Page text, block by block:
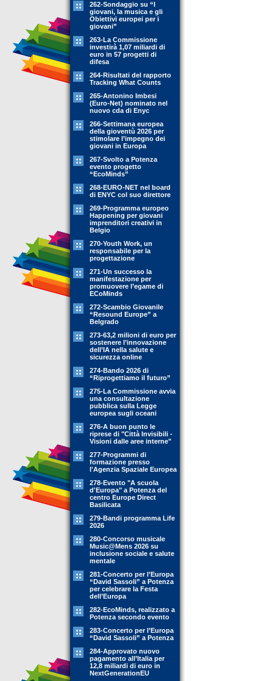
262-Sondaggio su “I
giovani, la musica e gli
Obiettivi europei per i
giovani”
263-La Commissione
investirà 1,07 miliardi di
euro in 57 progetti di
difesa
264-Risultati del rapporto
Tracking What Counts
265-Antonino Imbesi
(Euro-Net) nominato nel
nuovo cda di Enyc
266-Settimana europea
della gioventù 2026 per
stimolare l’impegno dei
giovani in Europa
267-Svolto a Potenza
evento progetto
“EcoMinds”
268-EURO-NET nel board
di ENYC col suo direttore
269-Programma europeo
Happening per giovani
imprenditori creativi in
Belgio
270-Youth Work, un
responsabile per la
progettazione
271-Un successo la
manifestazione per
promuovere l’egame di
ECoMinds
272-Scambio Giovanile
“Resound Europe” a
Belgrado
273-63,2 milioni di euro per
sostenere l’innovazione
dell’IA nella salute e
sicurezza online
274-Bando 2026 di
“Riprogettiamo il futuro”
275-La Commissione avvia
una consultazione
pubblica sulla Legge
europea sugli oceani
276-A buon punto le
riprese di "Città Invisibili -
Visioni dalle aree interne"
277-Programmi di
formazione presso
l'Agenzia Spaziale Europea
278-Evento "A scuola
d'Europa" a Potenza del
centro Europe Direct
Basilicata
279-Bandi programma Life
2026
280-Concorso musicale
Music@Mens 2026 su
inclusione sociale e salute
mentale
281-Concerto per l’Europa
“David Sassoli” a Potenza
per celebrare la Festa
dell’Europa
282-EcoMinds, realizzato a
Potenza secondo evento
283-Concerto per l’Europa
“David Sassoli” a Potenza
284-Approvato nuovo
pagamento all’Italia per
12,8 miliardi di euro in
NextGenerationEU